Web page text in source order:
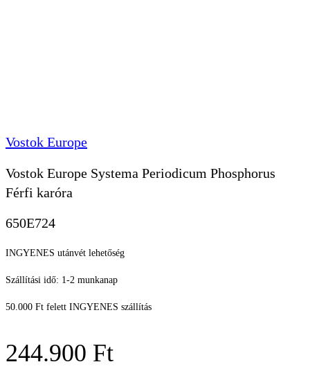
Vostok Europe
Vostok Europe Systema Periodicum Phosphorus
Férfi karóra
650E724
INGYENES utánvét lehetőség
Szállítási idő: 1-2 munkanap
50.000 Ft felett INGYENES szállítás
244.900 Ft